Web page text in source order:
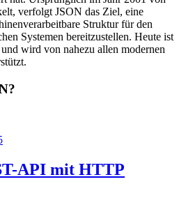
verfolgt JSON das Ziel, eine
Struktur für den
Systemen bereitzustellen. Heute ist
wird von nahezu allen modernen
API mit HTTP